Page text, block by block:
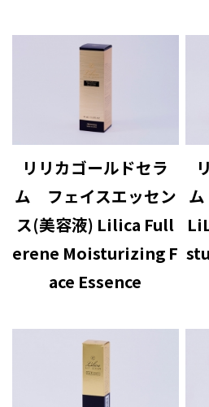
リリカゴールドセラ
ム フェイスエッセン
ス(美容液) Lilica Full
erene Moisturizing F
ace Essence